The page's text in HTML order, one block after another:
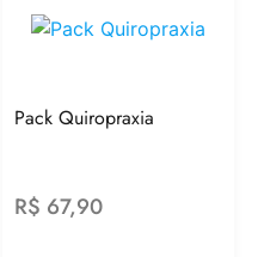
Pack Quiropraxia
R$ 67,90